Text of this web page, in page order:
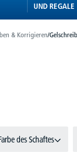
UND REGALE
& Korrigieren/
des Schaftes